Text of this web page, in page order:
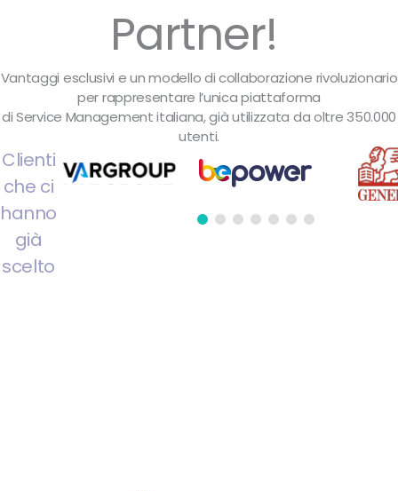
Partner!
Vantaggi esclusivi e un modello di collaborazione rivoluzionario
per rappresentare l’unica piattaforma
di Service Management italiana, già utilizzata da oltre 350.000
utenti.
Clienti
che ci
hanno
già
scelto